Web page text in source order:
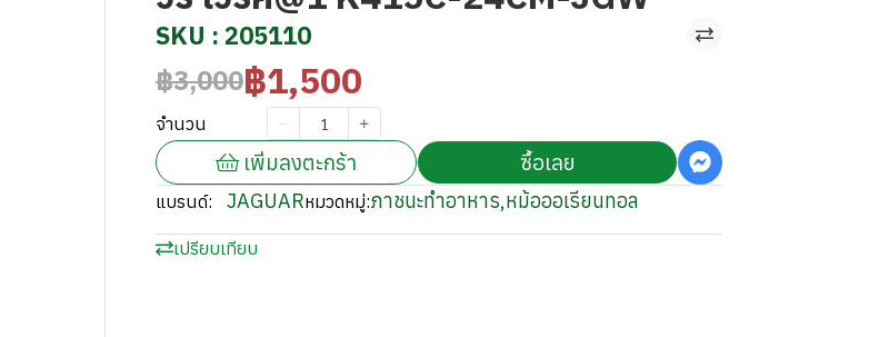
SKU : 205110
฿3,000฿1,500
จำนวน
เพิ่มลงตะกร้า ซื้อเลย
แบรนด์: JAGUARหมวดหมู่:ภาชนะทำอาหาร,หม้อออเรียนทอล
เปรียบเทียบ